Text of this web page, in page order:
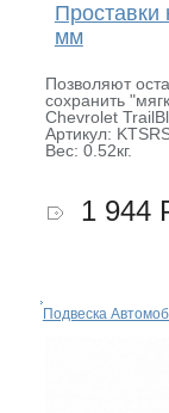
мм
Позволяют
сохранить
Chevrolet
Артикул:
Вес: 0.52кг.
1 944
Подвеска